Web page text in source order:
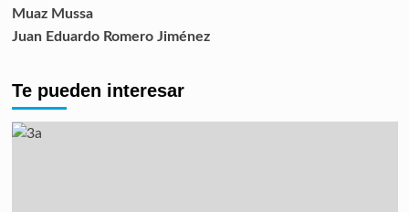
Muaz Mussa
Juan Eduardo Romero Jiménez
Te pueden interesar